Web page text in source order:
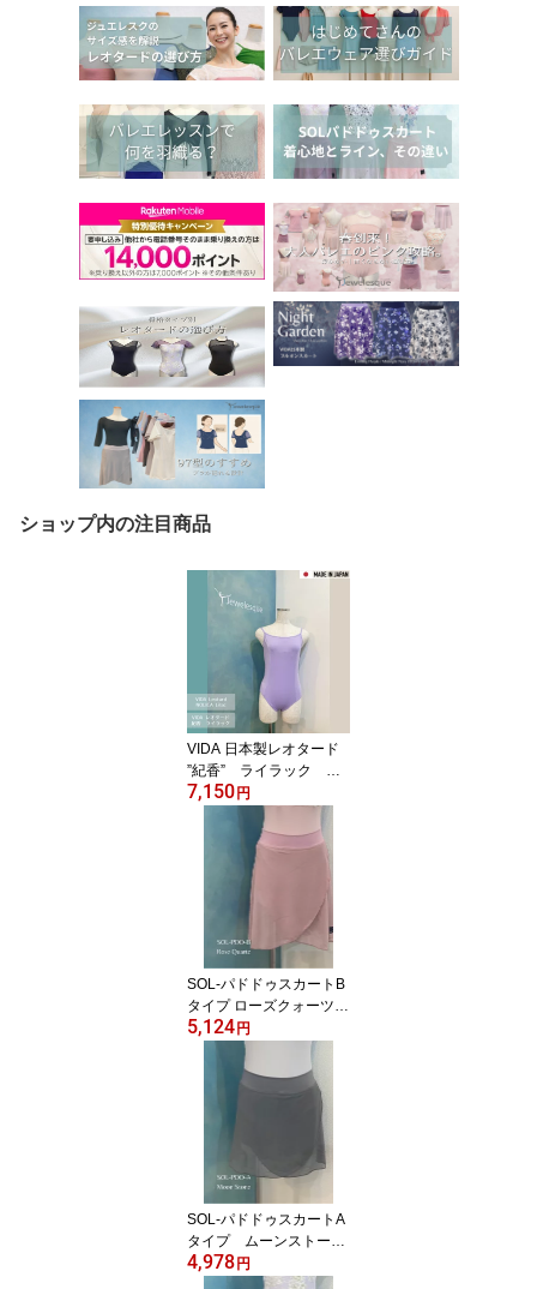
ショップ内の注目商品
VIDA 日本製レオタード
”紀香” ライラック キ
ャミソールレオタード
vida-nolica-lilac
7,150円
SOL-パドドゥスカートB
タイプ ローズクォーツ
Jewelesqueオリジナルs
ol-pdd-b-rosequartz
5,124円
SOL-パドドゥスカートA
タイプ ムーンストーン
Jewelesqueオリジナルs
ol-pdd-a-moonstone
4,978円